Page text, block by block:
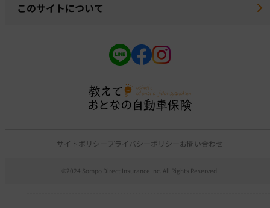
このサイトについて
サイトポリシープライバシーポリシーお問い合わせ
©2024 Sompo Direct Insurance Inc. All Rights Reserved.